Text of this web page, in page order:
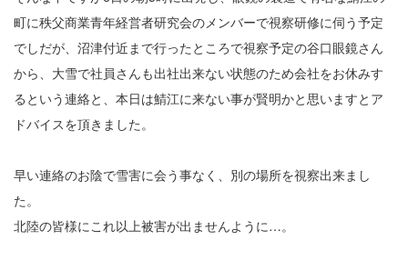
町に秩父商業青年経営者研究会のメンバーで視察研修に伺う予定
でしだが、沼津付近まで行ったところで視察予定の谷口眼鏡さん
から、大雪で社員さんも出社出来ない状態のため会社をお休みす
るという連絡と、本日は鯖江に来ない事が賢明かと思いますとア
ドバイスを頂きました。
早い連絡のお陰で雪害に会う事なく、別の場所を視察出来まし
た。
北陸の皆様にこれ以上被害が出ませんように…。